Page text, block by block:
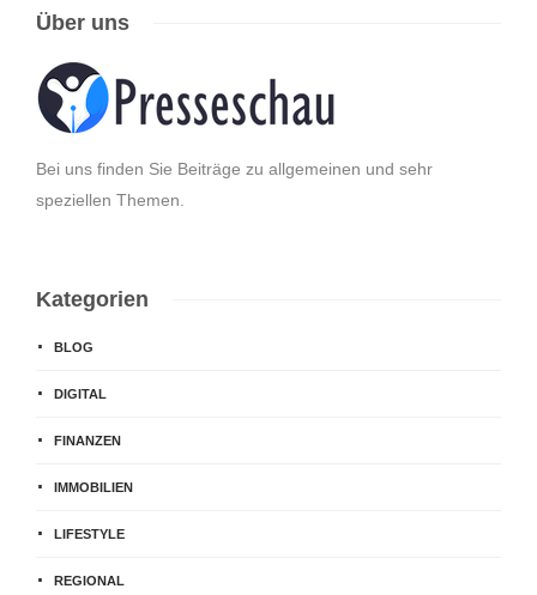
Über uns
Bei uns finden Sie Beiträge zu allgemeinen und sehr
speziellen Themen.
Kategorien
BLOG
DIGITAL
FINANZEN
IMMOBILIEN
LIFESTYLE
REGIONAL